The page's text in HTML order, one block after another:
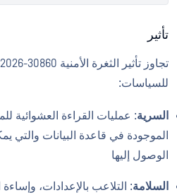
تأثير
للسياسات:
السرية: عمليات القراءة العشوائية
الوصول إليها
السلامة: التلاعب بالإعدادات،